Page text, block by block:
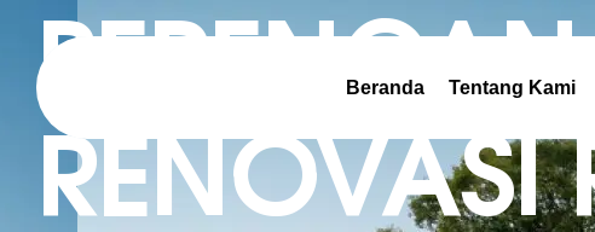
Beranda Tentang Kami
RENOVASI